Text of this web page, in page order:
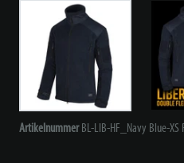
Artikelnummer BL-LIB-HF_Navy Blue-XS